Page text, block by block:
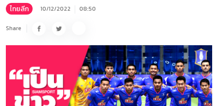
ไทยลีก 10/12/2022 08:50
Share